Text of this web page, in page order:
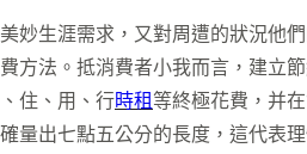
妙生涯需求，又對周遭的狀況他
方法。抵消費者小我而言，建立
住、用、行時租 等終極花費，并
量出七點五公分的長度，這代表